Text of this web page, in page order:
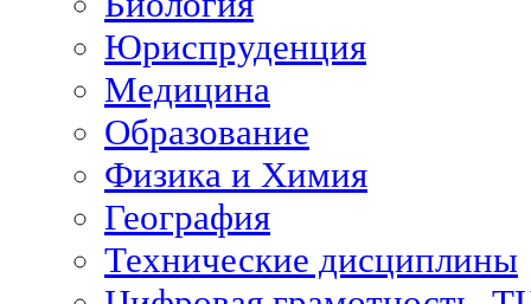
Юриспруденция
Медицина
Образование
Физика и Химия
География
Технические дисциплины